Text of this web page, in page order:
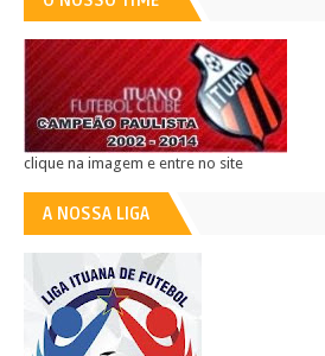
clique na imagem e entre no site
A NOSSA LIGA